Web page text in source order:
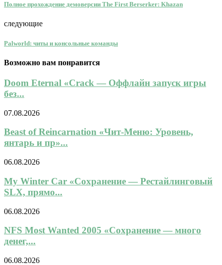
Полное прохождение демоверсии The First Berserker: Khazan
следующие
Palworld: читы и консольные команды
Возможно вам понравится
Doom Eternal «Crack — Оффлайн запуск игры
без...
07.08.2026
Beast of Reincarnation «Чит-Меню: Уровень,
янтарь и пр»...
06.08.2026
My Winter Car «Сохранение — Рестайлинговый
SLX, прямо...
06.08.2026
NFS Most Wanted 2005 «Сохранение — много
денег,...
06.08.2026